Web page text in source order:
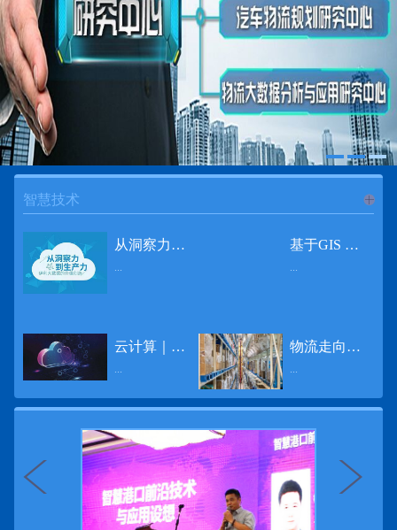
智慧技术
从洞察力到生产力 伊利大数据的价值创造
...
基于GIS 的小城市交通网络分析研究
...
云计算｜边缘计算将为物联网行业带来巨大增长
...
物流走向未来的“魔法师”
...